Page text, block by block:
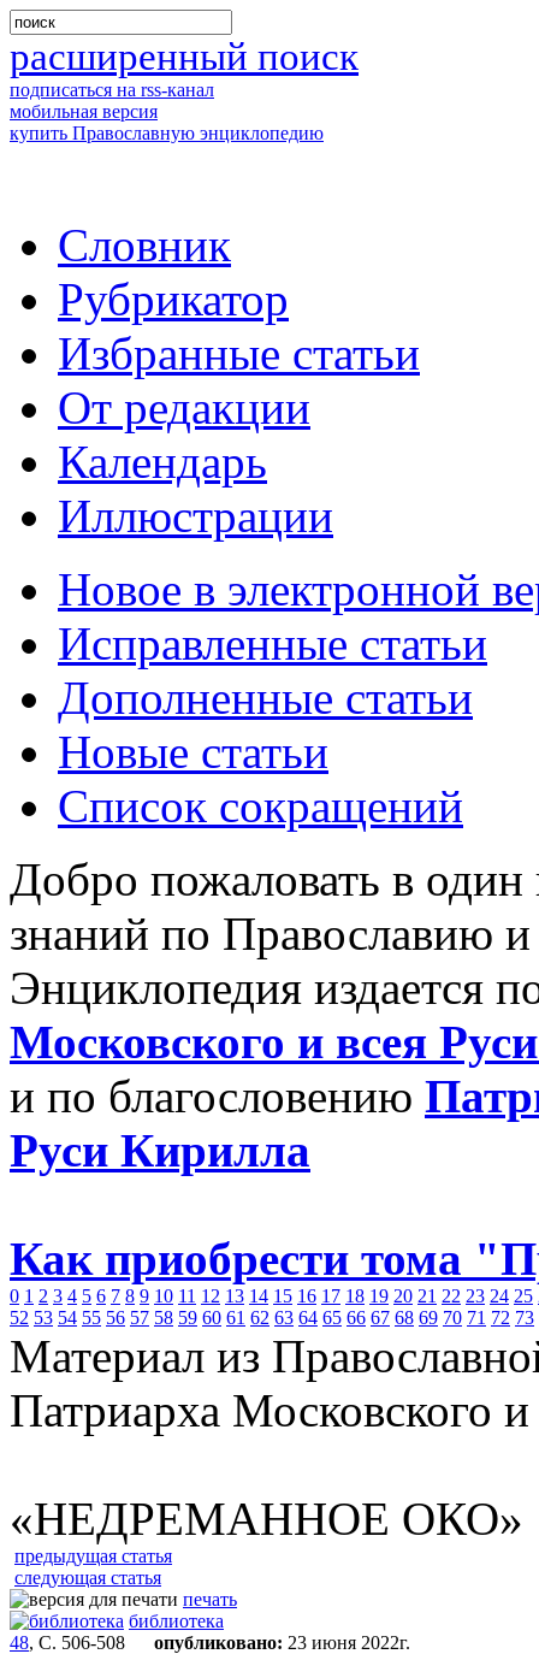
расширенный поиск
подписаться на rss-канал
мобильная версия
купить Православную энциклопедию
Словник
Рубрикатор
Избранные статьи
От редакции
Календарь
Иллюстрации
Новое в электронной
Исправленные статьи
Дополненные статьи
Новые статьи
Список сокращений
Добро пожаловать в
знаний по Православию
Энциклопедия издается
Московского и всея
и по благословению
Руси Кирилла
Как приобрести тома
0 1 2 3 4 5 6 7 8 9 10 11 12 13 14 15 16 17 18 19 20 21 22 23 24 25
52 53 54 55 56 57 58 59 60 61 62 63 64 65 66 67 68 69 70 71 72 73
Материал из
Патриарха Московского
«НЕДРЕМАННОЕ ОКО»
предыдущая статья
следующая статья
печать
библиотека
48, С. 506-508 опубликовано: 23 июня 2022г.